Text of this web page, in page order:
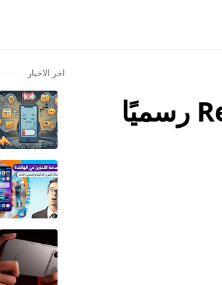
سعر ومواصفات هاتف Redmi 13C رسميًا
اخر الاخبار